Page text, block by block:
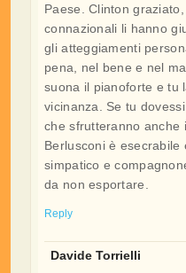
Paese. Clinton
connazionali li hanno
gli atteggiamenti
pena, nel bene e nel
suona il pianoforte e tu
vicinanza. Se tu
che sfrutteranno anche
Berlusconi è
simpatico e
da non esportare.
Reply
Davide Torrielli